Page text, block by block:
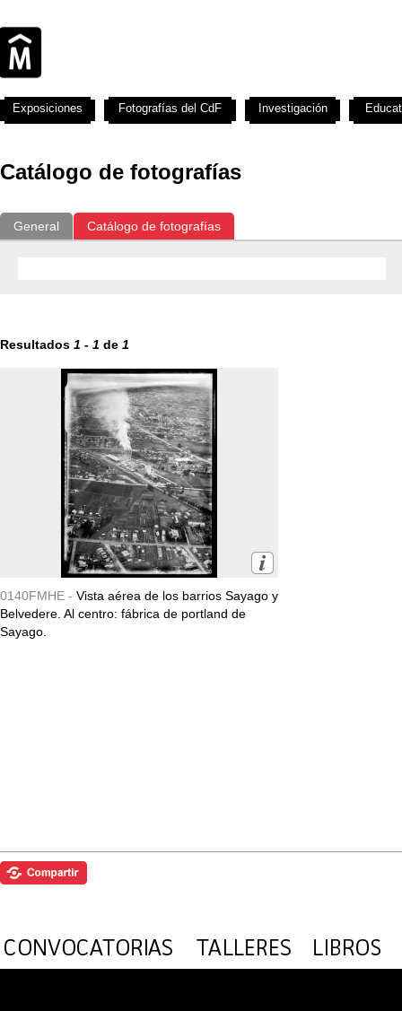
Catálogo de fotografías
General Catálogo de fotografías
Resultados 1 - 1 de 1
0140FMHE - Vista aérea de los barrios Sayago y
Belvedere. Al centro: fábrica de portland de
Sayago.
Exposiciones Fotografías del CdF Investigación